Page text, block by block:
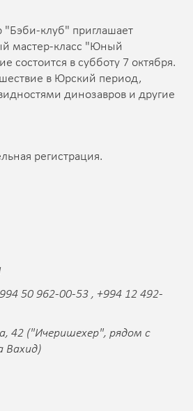
клуб" приглашает
мастер-класс "Юный
состоится в субботу 7 октября.
в Юрский период,
динозавров и другие
регистрация.
50 962-00-53 , +994 12 492-
42 ("Ичеришехер", рядом с
Вахид)